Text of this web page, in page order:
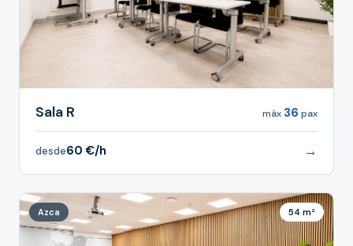
Sala R máx 36 pax
desde60 €/h →
Azca 54 m²